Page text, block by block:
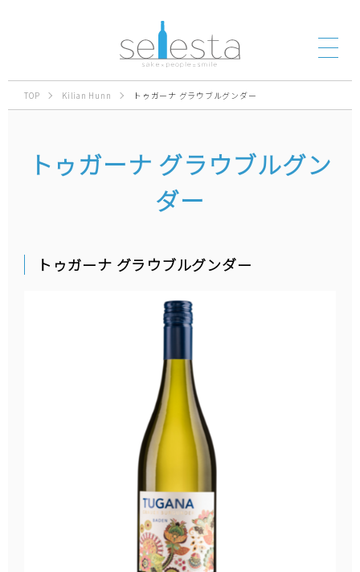
TOP Kilian Hunn トゥガーナ グラウブルグンダー
トゥガーナ グラウブルグン
ダー
トゥガーナ グラウブルグンダー